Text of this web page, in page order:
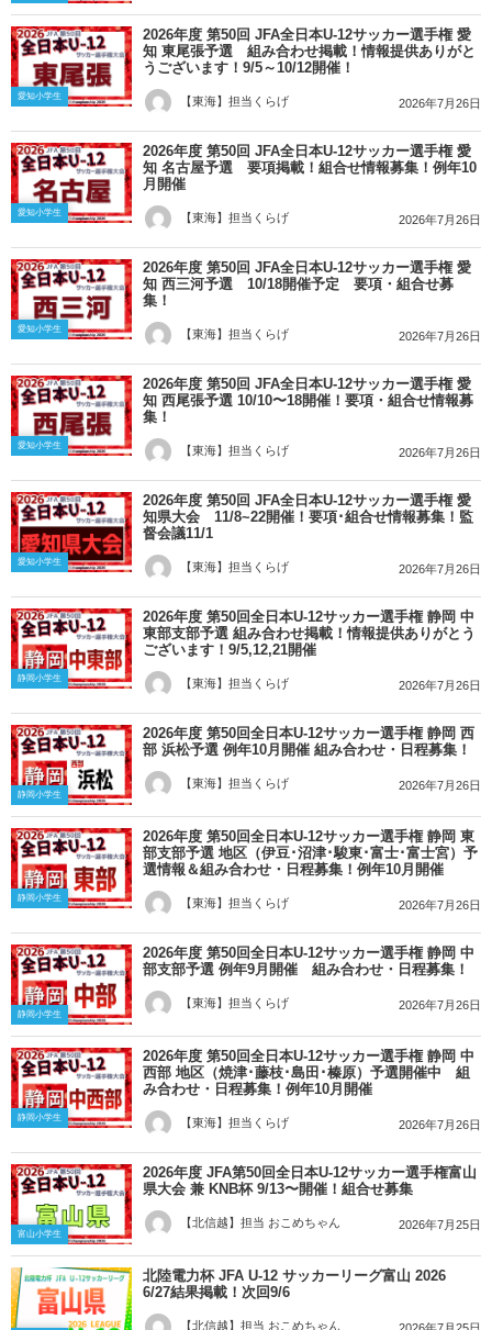
愛知小学生
2026年度 第50回 JFA全日本U-12サッカー選手権 愛
知 東尾張予選 組み合わせ掲載！情報提供ありがと
うございます！9/5～10/12開催！
【東海】担当くらげ 2026年7月26日
愛知小学生
2026年度 第50回 JFA全日本U-12サッカー選手権 愛
知 名古屋予選 要項掲載！組合せ情報募集！例年10
月開催
【東海】担当くらげ 2026年7月26日
愛知小学生
2026年度 第50回 JFA全日本U-12サッカー選手権 愛
知 西三河予選 10/18開催予定 要項・組合せ募
集！
【東海】担当くらげ 2026年7月26日
愛知小学生
2026年度 第50回 JFA全日本U-12サッカー選手権 愛
知 西尾張予選 10/10〜18開催！要項・組合せ情報募
集！
【東海】担当くらげ 2026年7月26日
愛知小学生
2026年度 第50回 JFA全日本U-12サッカー選手権 愛
知県大会 11/8~22開催！要項･組合せ情報募集！監
督会議11/1
【東海】担当くらげ 2026年7月26日
静岡小学生
2026年度 第50回全日本U-12サッカー選手権 静岡 中
東部支部予選 組み合わせ掲載！情報提供ありがとう
ございます！9/5,12,21開催
【東海】担当くらげ 2026年7月26日
静岡小学生
2026年度 第50回全日本U-12サッカー選手権 静岡 西
部 浜松予選 例年10月開催 組み合わせ・日程募集！
【東海】担当くらげ 2026年7月26日
静岡小学生
2026年度 第50回全日本U-12サッカー選手権 静岡 東
部支部予選 地区（伊豆･沼津･駿東･富士･富士宮）予
選情報＆組み合わせ・日程募集！例年10月開催
【東海】担当くらげ 2026年7月26日
静岡小学生
2026年度 第50回全日本U-12サッカー選手権 静岡 中
部支部予選 例年9月開催 組み合わせ・日程募集！
【東海】担当くらげ 2026年7月26日
静岡小学生
2026年度 第50回全日本U-12サッカー選手権 静岡 中
西部 地区（焼津･藤枝･島田･榛原）予選開催中 組
み合わせ・日程募集！例年10月開催
【東海】担当くらげ 2026年7月26日
富山小学生
2026年度 JFA第50回全日本U-12サッカー選手権富山
県大会 兼 KNB杯 9/13〜開催！組合せ募集
【北信越】担当 おこめちゃん 2026年7月25日
北陸電力杯 JFA U-12 サッカーリーグ富山 2026
6/27結果掲載！次回9/6
【北信越】担当 おこめちゃん